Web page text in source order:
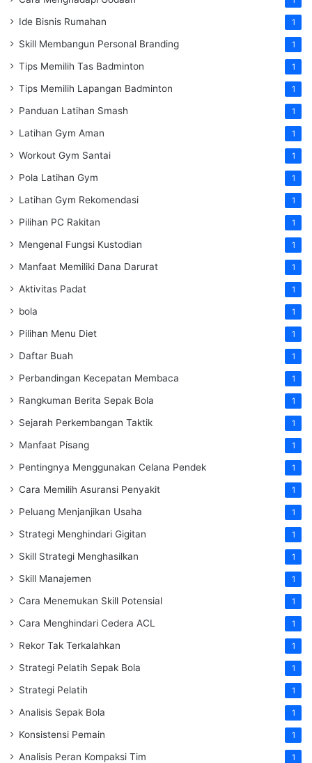
Ide Bisnis Rumahan 1
Skill Membangun Personal Branding 1
Tips Memilih Tas Badminton 1
Tips Memilih Lapangan Badminton 1
Panduan Latihan Smash 1
Latihan Gym Aman 1
Workout Gym Santai 1
Pola Latihan Gym 1
Latihan Gym Rekomendasi 1
Pilihan PC Rakitan 1
Mengenal Fungsi Kustodian 1
Manfaat Memiliki Dana Darurat 1
Aktivitas Padat 1
bola 1
Pilihan Menu Diet 1
Daftar Buah 1
Perbandingan Kecepatan Membaca 1
Rangkuman Berita Sepak Bola 1
Sejarah Perkembangan Taktik 1
Manfaat Pisang 1
Pentingnya Menggunakan Celana Pendek 1
Cara Memilih Asuransi Penyakit 1
Peluang Menjanjikan Usaha 1
Strategi Menghindari Gigitan 1
Skill Strategi Menghasilkan 1
Skill Manajemen 1
Cara Menemukan Skill Potensial 1
Cara Menghindari Cedera ACL 1
Rekor Tak Terkalahkan 1
Strategi Pelatih Sepak Bola 1
Strategi Pelatih 1
Analisis Sepak Bola 1
Konsistensi Pemain 1
Analisis Peran Kompaksi Tim 1